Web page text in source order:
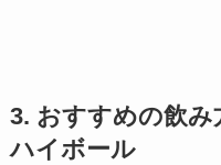
3. おすすめの飲み
ハイボール